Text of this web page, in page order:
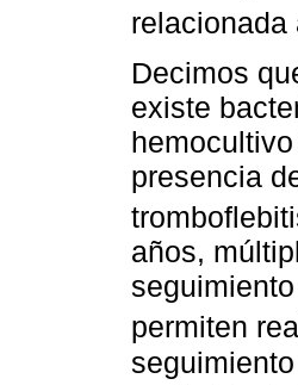
relacionada
Decimos
existe
presencia
años,
permiten